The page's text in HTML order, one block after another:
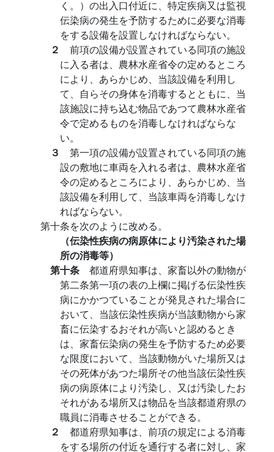
く。）の出入口付近に、特定疾病又は監視
伝染病の発生を予防するために必要な消毒
をする設備を設置しなければならない。
２ 前項の設備が設置されている同項の施設
に入る者は、農林水産省令の定めるところ
により、あらかじめ、当該設備を利用し
て、自らその身体を消毒するとともに、当
該施設に持ち込む物品であつて農林水産省
令で定めるものを消毒しなければならな
い。
３ 第一項の設備が設置されている同項の施
設の敷地に車両を入れる者は、農林水産省
令の定めるところにより、あらかじめ、当
該設備を利用して、当該車両を消毒しなけ
ればならない。
第十条を次のように改める。
（伝染性疾病の病原体により汚染された場
所の消毒等）
第十条 都道府県知事は、家畜以外の動物が
第二条第一項の表の上欄に掲げる伝染性疾
病にかかつていることが発見された場合に
おいて、当該伝染性疾病が当該動物から家
畜に伝染するおそれが高いと認めるとき
は、家畜伝染病の発生を予防するため必要
な限度において、当該動物がいた場所又は
その死体があつた場所その他当該伝染性疾
病の病原体により汚染し、又は汚染したお
それがある場所又は物品を当該都道府県の
職員に消毒させることができる。
２ 都道府県知事は、前項の規定による消毒
をする場所の付近を通行する者に対し、家